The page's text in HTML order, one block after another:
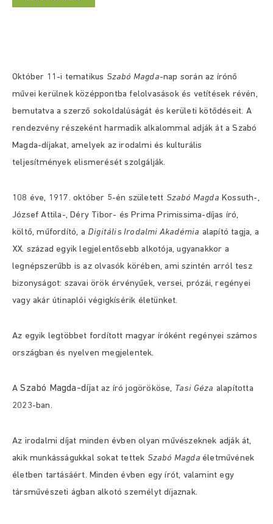
Október 11-i tematikus Szabó Magda-nap során az írónő
művei kerülnek középpontba felolvasások és vetítések révén,
bemutatva a szerző sokoldalúságát és kerületi kötődéseit. A
rendezvény részeként harmadik alkalommal adják át a Szabó
Magda-díjakat, amelyek az irodalmi és kulturális
teljesítmények elismerését szolgálják.
108 éve, 1917. október 5-én született Szabó Magda Kossuth-,
József Attila-, Déry Tibor- és Prima Primissima-díjas író,
költő, műfordító, a Digitális Irodalmi Akadémia alapító tagja, a
XX. század egyik legjelentősebb alkotója, ugyanakkor a
legnépszerűbb is az olvasók körében, ami szintén arról tesz
bizonyságot: szavai örök érvényűek, versei, prózái, regényei
vagy akár útinaplói végigkísérik életünket.
Az egyik legtöbbet fordított magyar íróként regényei számos
országban és nyelven megjelentek.
ASzabó Magda-díjat az író jogörököse, Tasi Géza alapította
2023-ban.
Az irodalmi díjat minden évben olyan művészeknek adják át,
akik munkásságukkal sokat tettek Szabó Magda életművének
életben tartásáért. Minden évben egy írót, valamint egy
társművészeti ágban alkotó személyt díjaznak.